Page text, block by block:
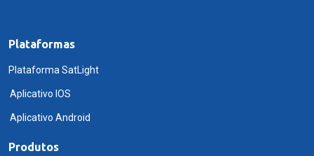
Plataformas
Plataforma SatLight
Aplicativo IOS
Aplicativo Android
Produtos